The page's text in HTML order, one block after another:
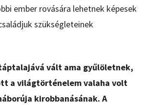
ember rovására lehetnek képesek
szükségleteinek
vált ama gyűlöletnek,
a világtörténelem valaha volt
kirobbanásának. A